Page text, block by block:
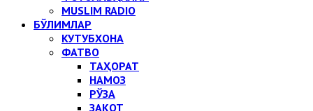
MUSLIM RADIO
БЎЛИМЛАР
КУТУБХОНА
ФАТВО
ТАҲОРАТ
НАМОЗ
РЎЗА
ЗАКОТ